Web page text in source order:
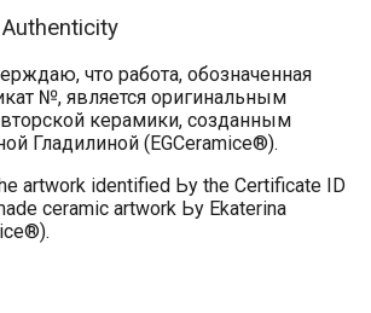
что работа, обозначенная
№, является оригинальным
керамики, созданным
Гладилиной (EGCeramice®).
artwork identified Ьу the Certificate ID
ceramic artwork Ьу Ekaterina